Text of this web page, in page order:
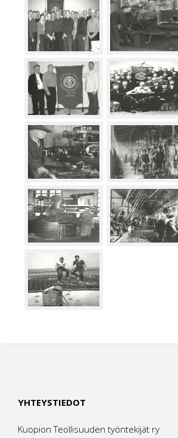
YHTEYSTIEDOT
Kuopion Teollisuuden työntekijät ry